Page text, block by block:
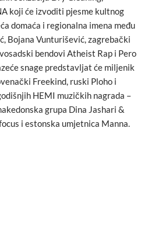
koji će izvoditi pjesme kultnog
domaća i regionalna imena među
Bojana Vunturišević, zagrebački
bendovi Atheist Rap i Pero
snage predstavljat će miljenik
Freekind, ruski Ploho i
HEMI muzičkih nagrada –
grupa Dina Jashari &
i estonska umjetnica Manna.